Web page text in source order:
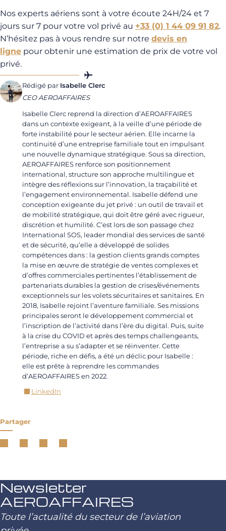
Nos experts aériens sont à votre écoute 24H/24 et 7
jours sur 7 pour votre vol privé au +33 (0) 1 44 09 91 82.
N’hésitez pas à vous rendre sur notre devis en
ligne pour obtenir une estimation de prix de votre vol
privé.
Rédigé par Isabelle Clerc
CEO AEROAFFAIRES
Isabelle Clerc reprend la direction d’AEROAFFAIRES
dans un contexte exigeant, à la veille d’une période de
forte instabilité pour le secteur aérien. Elle incarne la
continuité d’une entreprise familiale tout en impulsant
une nouvelle dynamique stratégique. Sous sa direction,
AEROAFFAIRES renforce son positionnement
international, structure son approche multilingue et
intègre des réflexions sur l’innovation, la traçabilité et
l’engagement environnemental. Isabelle défend une
conception exigeante du jet privé : un outil de travail et
de mobilité stratégique, qui doit être géré avec rigueur,
discrétion et humilité. C’est lors de son passage chez
International SOS, leader mondial des services de santé
et de sécurité, qu’elle a développé de solides
compétences dans : la gestion clients grands comptes
la mise en œuvre de stratégie de ventes complexes et
d’offres commerciales pertinentes l’établissement de
partenariats durables la gestion de crises/événements
exceptionnels sur les volets sécuritaires et sanitaires. En
2018, Isabelle rejoint l’aventure familiale. Ses missions
principales seront le développement commercial et
l’inscription de l’activité dans l’ère du digital. Puis, suite
à la crise du COVID et après des temps challengeants,
l’entreprise a su s’adapter et se réinventer. Cette
période, riche en défis, a été un déclic pour Isabelle :
elle est prête à reprendre les commandes
d’AEROAFFAIRES en 2022.
LinkedIn
Partager
Newsletter
AEROAFFAIRES
Toute l’actualité du secteur de l’aviation